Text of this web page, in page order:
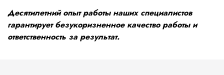
Десятилетний опыт работы наших специалистов
гарантирует безукоризненное качество работы и
ответственность за результат.